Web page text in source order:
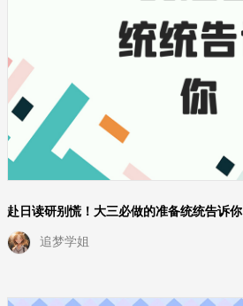
赴日读研别慌！大三必做的准备统统告诉你
追梦学姐